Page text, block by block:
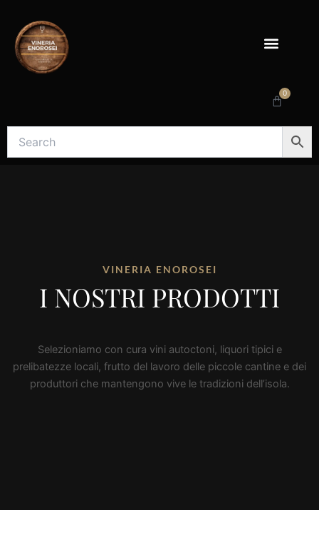
contenuto
0
Carrello
VINERIA ENOROSEI
I NOSTRI PRODOTTI
Selezioniamo con cura vini autoctoni, liquori tipici e
prelibatezze locali, frutto del lavoro delle piccole cantine e dei
produttori che mantengono vive le tradizioni dell’isola.